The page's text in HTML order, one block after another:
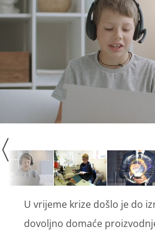
U vrijeme krize došlo je do
dovoljno domaće